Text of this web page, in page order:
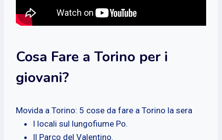
Cosa Fare a Torino per i
giovani?
Movida a Torino: 5 cose da fare a Torino la sera
I locali sul lungofiume Po.
Il Parco del Valentino.